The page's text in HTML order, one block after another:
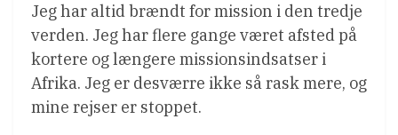
Jeg har altid brændt for mission i den tredje
verden. Jeg har flere gange været afsted på
kortere og længere missionsindsatser i
Afrika. Jeg er desværre ikke så rask mere, og
mine rejser er stoppet.